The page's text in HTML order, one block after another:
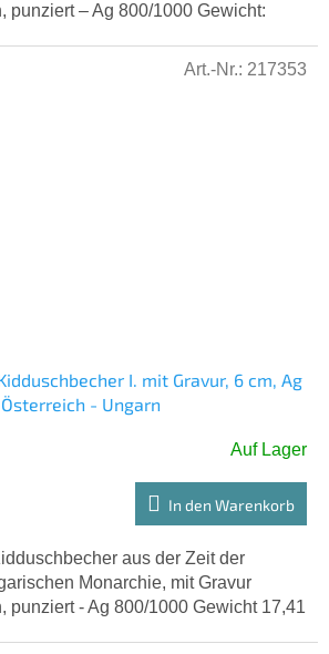
punziert – Ag 800/1000 Gewicht:
I. mit Gravur, 6 cm, Ag
Österreich - Ungarn
Auf Lager
In den Warenkorb
aus der Zeit der
Monarchie, mit Gravur
punziert - Ag 800/1000 Gewicht 17,41
Art.-Nr.: 217353